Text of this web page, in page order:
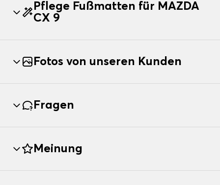
Pflege Fußmatten für MAZDA
CX 9
Fotos von unseren Kunden
Fragen
Meinung